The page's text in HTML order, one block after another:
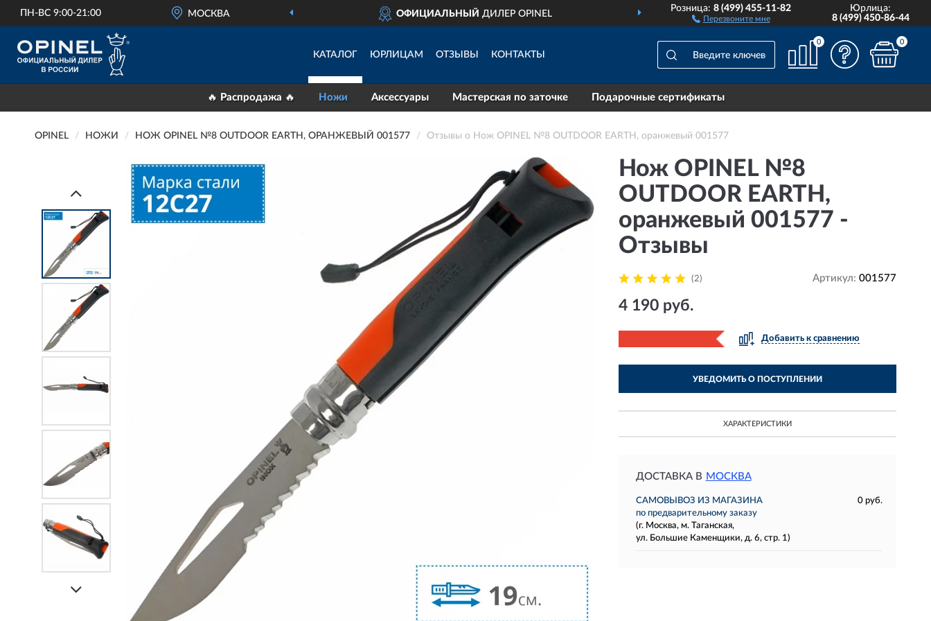
ПН-ВС 9:00-21:00 МОСКВА ОФИЦИАЛЬНЫЙ ДИЛЕР OPINEL ДОСТАВИМ ПО ВСЕЙ РОССИИ
Розница:8 (499) 455-11-82
Перезвоните мне
Юрлица:
8 (499) 450-86-44
КАТАЛОГ ЮРЛИЦАМ ОТЗЫВЫ КОНТАКТЫ
0 0
🔥 Распродажа 🔥 Ножи Аксессуары Мастерская по заточке Подарочные сертификаты
OPINEL НОЖИ НОЖ OPINEL №8 OUTDOOR EARTH, ОРАНЖЕВЫЙ 001577 Отзывы о Нож OPINEL №8 OUTDOOR EARTH, оранжевый 001577
Нож OPINEL №8
OUTDOOR EARTH,
оранжевый 001577 -
Отзывы
(2) Артикул: 001577
4 190 руб.
Добавить к сравнению
УВЕДОМИТЬ О ПОСТУПЛЕНИИ
ХАРАКТЕРИСТИКИ
ДОСТАВКА В МОСКВА
САМОВЫВОЗ ИЗ МАГАЗИНА
0 руб.
по предварительному заказу
(г. Москва, м. Таганская,
ул. Большие Каменщики, д. 6, стр. 1)